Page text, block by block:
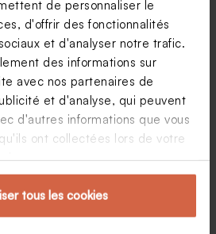
de personnaliser le
d'offrir des fonctionnalités
et d'analyser notre trafic.
des informations sur
avec nos partenaires de
et d'analyse, qui peuvent
d'autres informations que vous
ont collectées lors de votre
tous les cookies
Faire part mariage
cache coeur